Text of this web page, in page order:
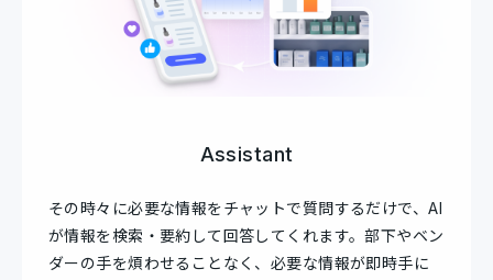
Assistant
その時々に必要な情報をチャットで質問するだけで、AI
が情報を検索・要約して回答してくれます。部下やベン
ダーの手を煩わせることなく、必要な情報が即時手に